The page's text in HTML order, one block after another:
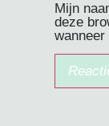
Mijn
deze